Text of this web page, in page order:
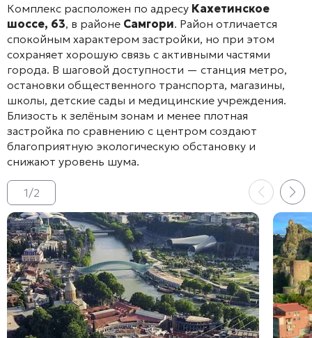
Комплекс расположен по адресу Кахетинское
шоссе, 63, в районе Самгори. Район отличается
спокойным характером застройки, но при этом
сохраняет хорошую связь с активными частями
города. В шаговой доступности — станция метро,
остановки общественного транспорта, магазины,
школы, детские сады и медицинские учреждения.
Близость к зелёным зонам и менее плотная
застройка по сравнению с центром создают
благоприятную экологическую обстановку и
снижают уровень шума.
1/2